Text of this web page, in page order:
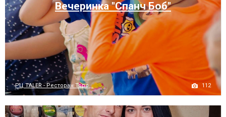
Вечеринка "Спанч Боб"
РЦ TALER - Ресторан Торс... 112